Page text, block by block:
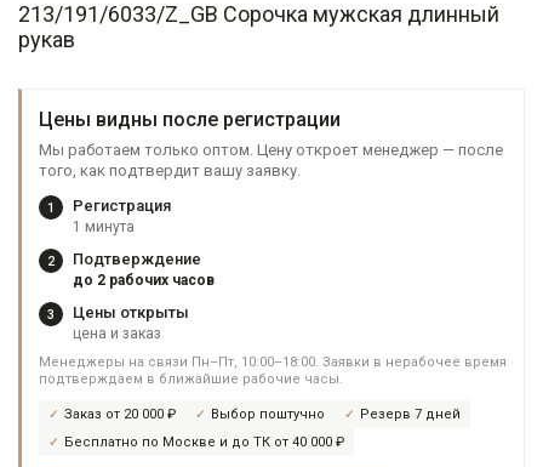
213/191/6033/Z_GB Сорочка мужская длинный
рукав
Цены видны после регистрации
Мы работаем только оптом. Цену откроет менеджер — после
того, как подтвердит вашу заявку.
1 Регистрация
1 минута
2 Подтверждение
до 2 рабочих часов
3 Цены открыты
цена и заказ
Менеджеры на связи Пн–Пт, 10:00–18:00. Заявки в нерабочее время
подтверждаем в ближайшие рабочие часы.
Заказ от 20 000 ₽ Выбор поштучно
Резерв 7 дней
Бесплатно по Москве и до ТК от 40 000 ₽